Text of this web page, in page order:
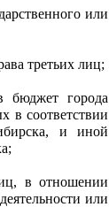
или
третьих лиц;
бюджет города
в соответствии
и иной
в отношении
или